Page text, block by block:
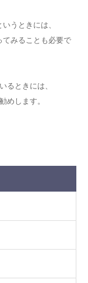
うときには、
てみることも必要で
るときには、
めします。